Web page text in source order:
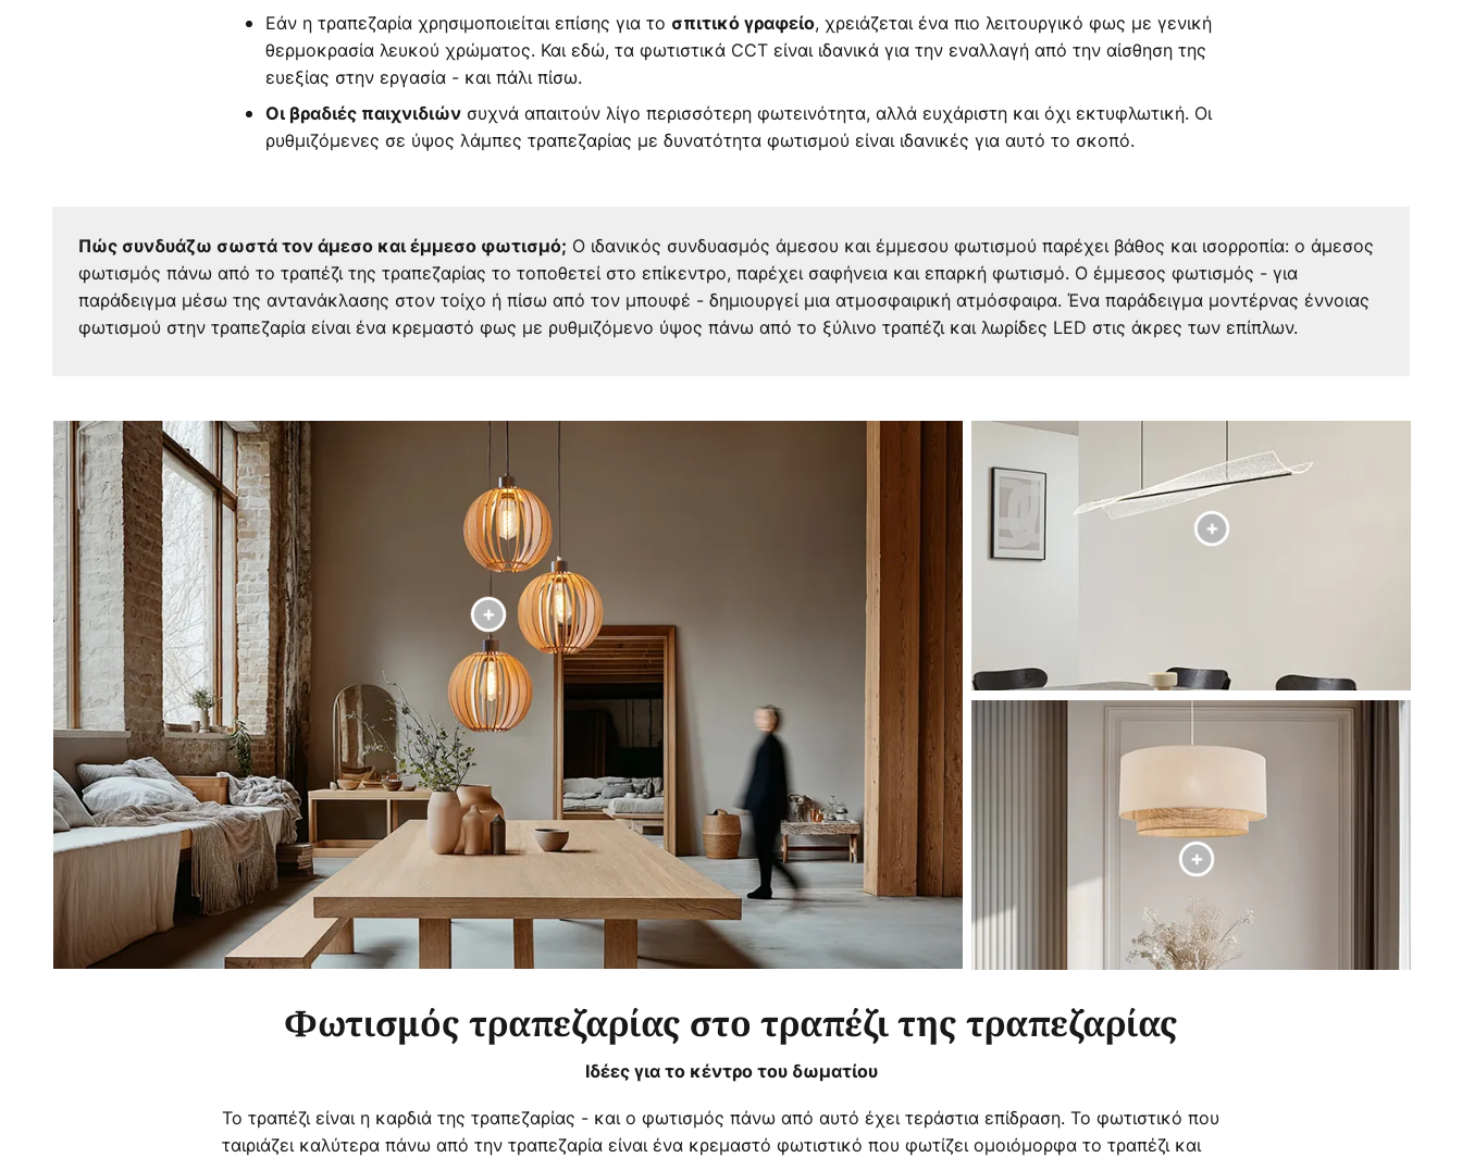
Εάν η τραπεζαρία χρησιμοποιείται επίσης για το σπιτικό γραφείο, χρειάζεται ένα πιο λειτουργικό φως με γενική
θερμοκρασία λευκού χρώματος. Και εδώ, τα φωτιστικά CCT είναι ιδανικά για την εναλλαγή από την αίσθηση της
ευεξίας στην εργασία - και πάλι πίσω.
Οι βραδιές παιχνιδιών συχνά απαιτούν λίγο περισσότερη φωτεινότητα, αλλά ευχάριστη και όχι εκτυφλωτική. Οι
ρυθμιζόμενες σε ύψος λάμπες τραπεζαρίας με δυνατότητα φωτισμού είναι ιδανικές για αυτό το σκοπό.
Πώς συνδυάζω σωστά τον άμεσο και έμμεσο φωτισμό; Ο ιδανικός συνδυασμός άμεσου και έμμεσου φωτισμού παρέχει βάθος και ισορροπία: ο άμεσος
φωτισμός πάνω από το τραπέζι της τραπεζαρίας το τοποθετεί στο επίκεντρο, παρέχει σαφήνεια και επαρκή φωτισμό. Ο έμμεσος φωτισμός - για
παράδειγμα μέσω της αντανάκλασης στον τοίχο ή πίσω από τον μπουφέ - δημιουργεί μια ατμοσφαιρική ατμόσφαιρα. Ένα παράδειγμα μοντέρνας έννοιας
φωτισμού στην τραπεζαρία είναι ένα κρεμαστό φως με ρυθμιζόμενο ύψος πάνω από το ξύλινο τραπέζι και λωρίδες LED στις άκρες των επίπλων.
Φωτισμός τραπεζαρίας στο τραπέζι της τραπεζαρίας
Ιδέες για το κέντρο του δωματίου
Το τραπέζι είναι η καρδιά της τραπεζαρίας - και ο φωτισμός πάνω από αυτό έχει τεράστια επίδραση. Το φωτιστικό που
ταιριάζει καλύτερα πάνω από την τραπεζαρία είναι ένα κρεμαστό φωτιστικό που φωτίζει ομοιόμορφα το τραπέζι και